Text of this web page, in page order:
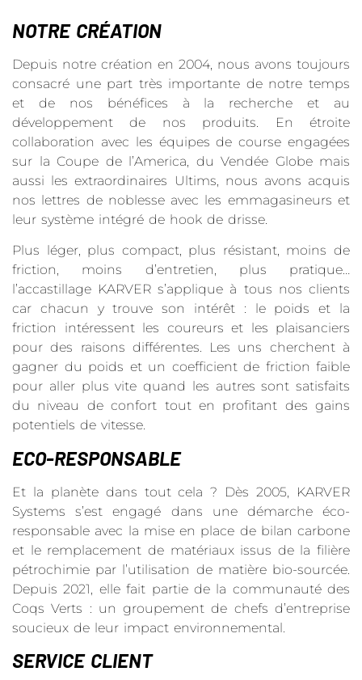
NOTRE CRÉATION
Depuis notre création en 2004, nous avons toujours
consacré une part très importante de notre temps
et de nos bénéfices à la recherche et au
développement de nos produits. En étroite
collaboration avec les équipes de course engagées
sur la Coupe de l’America, du Vendée Globe mais
aussi les extraordinaires Ultims, nous avons acquis
nos lettres de noblesse avec les emmagasineurs et
leur système intégré de hook de drisse.
Plus léger, plus compact, plus résistant, moins de
friction, moins d’entretien, plus pratique…
l’accastillage KARVER s’applique à tous nos clients
car chacun y trouve son intérêt : le poids et la
friction intéressent les coureurs et les plaisanciers
pour des raisons différentes. Les uns cherchent à
gagner du poids et un coefficient de friction faible
pour aller plus vite quand les autres sont satisfaits
du niveau de confort tout en profitant des gains
potentiels de vitesse.
ECO-RESPONSABLE
Et la planète dans tout cela ? Dès 2005, KARVER
Systems s’est engagé dans une démarche éco-
responsable avec la mise en place de bilan carbone
et le remplacement de matériaux issus de la filière
pétrochimie par l’utilisation de matière bio-sourcée.
Depuis 2021, elle fait partie de la communauté des
Coqs Verts : un groupement de chefs d’entreprise
soucieux de leur impact environnemental.
SERVICE CLIENT